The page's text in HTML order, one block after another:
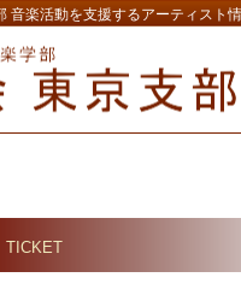
音楽活動を支援するアーティスト
TICKET